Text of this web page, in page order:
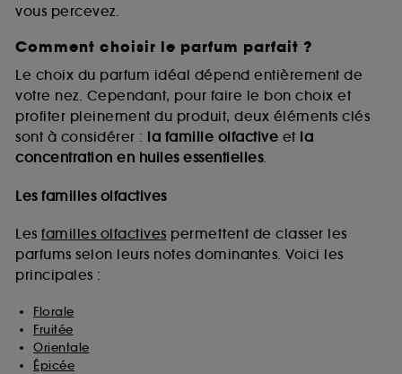
vous percevez.
Comment choisir le parfum parfait ?
Le choix du parfum idéal dépend entièrement de
votre nez. Cependant, pour faire le bon choix et
profiter pleinement du produit, deux éléments clés
sont à considérer : la famille olfactive et la
concentration en huiles essentielles.
Les familles olfactives
Les familles olfactives permettent de classer les
parfums selon leurs notes dominantes. Voici les
principales :
Florale
Fruitée
Orientale
Épicée
A l'exception des cookies techniques, le dépôt et la
lecture de ces traceurs requiert votre accord. Vous
pouvez personnaliser vos choix concernant le dépôt
de ces cookies grâce au bouton "personnaliser mes
choix" ci-dessous ou décider de "tout accepter".
Sephora pourra associer les informations de
navigation collectées par ces Cookies, pour les
collectées ou générées lors de votre activité en ligne
sur "continuer sans accepter". Voous pouvez à tout
moment choisir de retirer votrte consentement. Si vous
souhaitez obtenir plus d'information sur les cookies
utilisés, cliquez